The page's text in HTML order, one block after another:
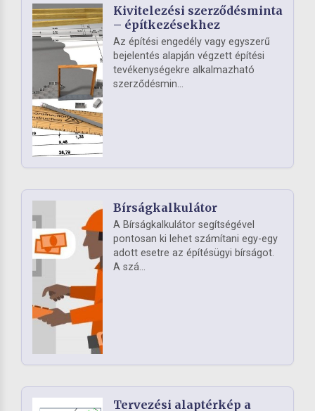
Kivitelezési szerződésminta
– építkezésekhez
Az építési engedély vagy egyszerű
bejelentés alapján végzett építési
tevékenységekre alkalmazható
szerződésmin...
Bírságkalkulátor
A Bírságkalkulátor segítségével
pontosan ki lehet számítani egy-egy
adott esetre az építésügyi bírságot.
A szá...
Tervezési alaptérkép a